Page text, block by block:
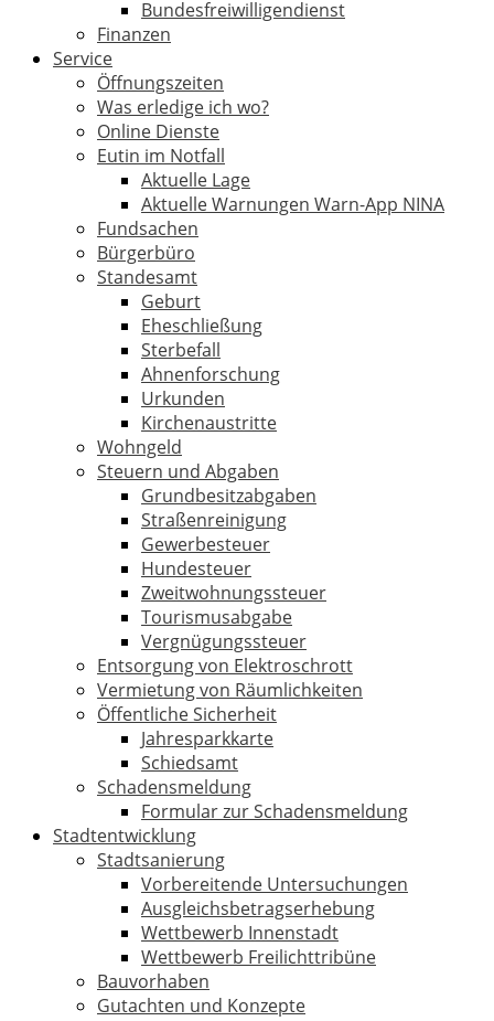
Bundesfreiwilligendienst
Finanzen
Service
Öffnungszeiten
Was erledige ich wo?
Online Dienste
Eutin im Notfall
Aktuelle Lage
Aktuelle Warnungen Warn-App NINA
Fundsachen
Bürgerbüro
Standesamt
Geburt
Eheschließung
Sterbefall
Ahnenforschung
Urkunden
Kirchenaustritte
Wohngeld
Steuern und Abgaben
Grundbesitzabgaben
Straßenreinigung
Gewerbesteuer
Hundesteuer
Zweitwohnungssteuer
Tourismusabgabe
Vergnügungssteuer
Entsorgung von Elektroschrott
Vermietung von Räumlichkeiten
Öffentliche Sicherheit
Jahresparkkarte
Schiedsamt
Schadensmeldung
Formular zur Schadensmeldung
Stadtentwicklung
Stadtsanierung
Vorbereitende Untersuchungen
Ausgleichsbetragserhebung
Wettbewerb Innenstadt
Wettbewerb Freilichttribüne
Bauvorhaben
Gutachten und Konzepte